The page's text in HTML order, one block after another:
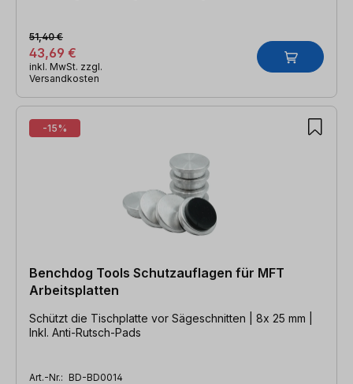
43,69 €
51,40 €
inkl. MwSt. zzgl.
Versandkosten
-15%
Benchdog Tools Schutzauflagen für MFT
Arbeitsplatten
Schützt die Tischplatte vor Sägeschnitten | 8x 25 mm |
Inkl. Anti-Rutsch-Pads
Art.-Nr.: BD-BD0014